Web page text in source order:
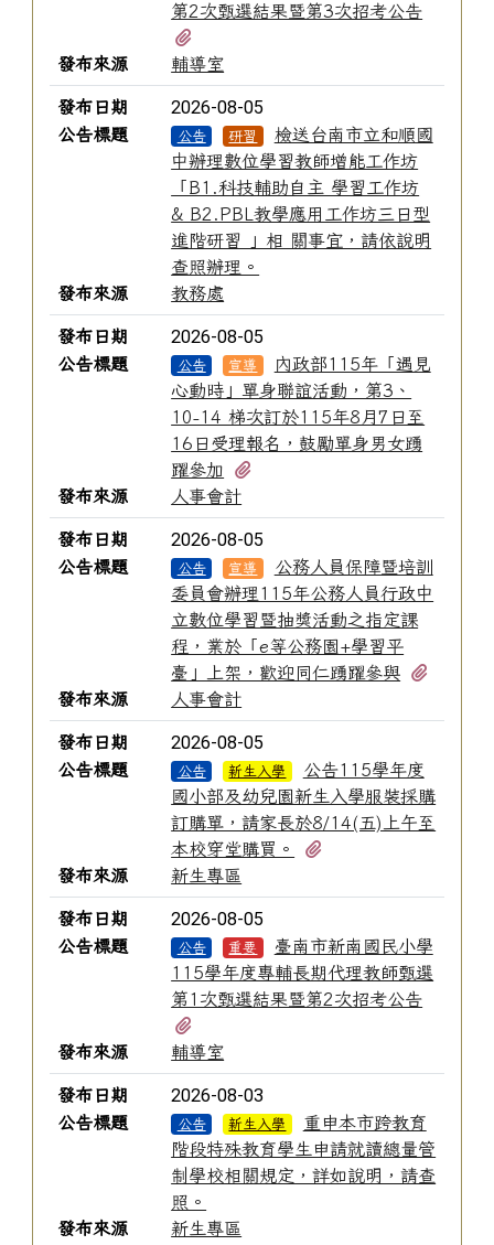
第2次甄選結果暨第3次招考公告
發布來源
輔導室
發布日期 2026-08-05
公告標題 公告 研習
檢送台南市立和順國
中辦理數位學習教師增能工作坊
「B1.科技輔助自主 學習工作坊
& B2.PBL教學應用工作坊三日型
進階研習 」相 關事宜，請依說明
查照辦理。
發布來源
教務處
發布日期 2026-08-05
公告標題 公告 宣導
內政部115年「遇見
心動時」單身聯誼活動，第3、
10-14 梯次訂於115年8月7日至
16日受理報名，鼓勵單身男女踴
躍參加
發布來源
人事會計
發布日期 2026-08-05
公告標題 公告 宣導
公務人員保障暨培訓
委員會辦理115年公務人員行政中
立數位學習暨抽獎活動之指定課
程，業於「e等公務園+學習平
臺」上架，歡迎同仁踴躍參與
發布來源
人事會計
發布日期 2026-08-05
公告標題 公告 新生入學
公告115學年度
國小部及幼兒園新生入學服裝採購
訂購單，請家長於8/14(五)上午至
本校穿堂購買。
發布來源
新生專區
發布日期 2026-08-05
公告標題 公告 重要
臺南市新南國民小學
115學年度專輔長期代理教師甄選
第1次甄選結果暨第2次招考公告
發布來源
輔導室
發布日期 2026-08-03
公告標題 公告 新生入學
重申本市跨教育
階段特殊教育學生申請就讀總量管
制學校相關規定，詳如說明，請查
照。
發布來源
新生專區